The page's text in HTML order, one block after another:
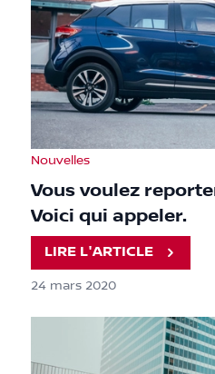
Nouvelles
Vous voulez
Voici qui appeler.
LIRE L'ARTICLE
24 mars 2020